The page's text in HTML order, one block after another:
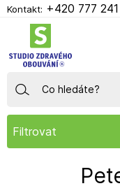
Filtrovat
Kontakt: +420 777